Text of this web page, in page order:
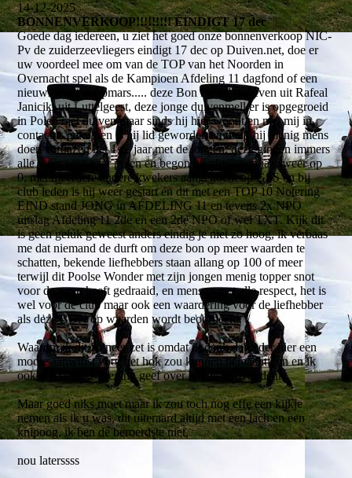
14-12-2025
BONNENVERKOOP!!!!!!!!! EINDIGT 17 dec
Goede dag iedereen, u ziet het goed onze bonnenverkoop NIC-
Pv de zuiderzeevliegers eindigt 17 dec op Duiven.net, doe er
uw voordeel mee om van de TOP van het Noorden in
Overnacht spel als de Kampioen Afdeling 11 dagfond of een
nieuwkomer in opmars..... deze Bon licht ik nu even uit Rafeal
Janiciki uit Luttelgeest, deze jonge duivenmelker is opgegroeid
in Polen met duiven maar sinds hij hier woont en met mij in
contact is gekomen is hij lid geworden en heeft hij menig mens
doen verbazen het 1ste jaar met de jongen, deze gingen immers
alle weer weg naar polen en begon hij afgelopen jaar weer op
0, met meerdere andere kwekers aangekocht op GPS en bij
club leden is hij weer gestart en dit met een TOP 10 Notering
EIND stand JONG in AFDELING 11 en tevens 2x NPO
uitslag Afdeling 11 2de en een 2de NPO of wel TXT. Kijk dit
is geen geluk geweest anders eindig je niet zo hoog, ik verbaas
me dat niemand de durft om deze bon op meer waarden te
schatten, bekende liefhebbers staan allang op 100 of meer
terwijl dit Poolse Wonder met zijn jongen menig topper snot
voor de ogen heeft gedraaid, en mensen met alle respect, het is
wel voor de club maar ook een waardering voor de liefhebber
als deze BON op waarden wordt beoordeeld.
Waarom ik dit zo neer zet is omdat ik denk dat ieder hier een
mooie aanwinst voor het hok zou kunnen bemachtigen en ik
ook een eerlijke mening geef over hoe ik er over denk.
Maar goed niks moet maar ik zou toch nog effe een kijkje
nemen als ik u was, dit uiteraard altijd met een lach en een
knipoog, ik ben de beroerdste niet.
nou laterssss